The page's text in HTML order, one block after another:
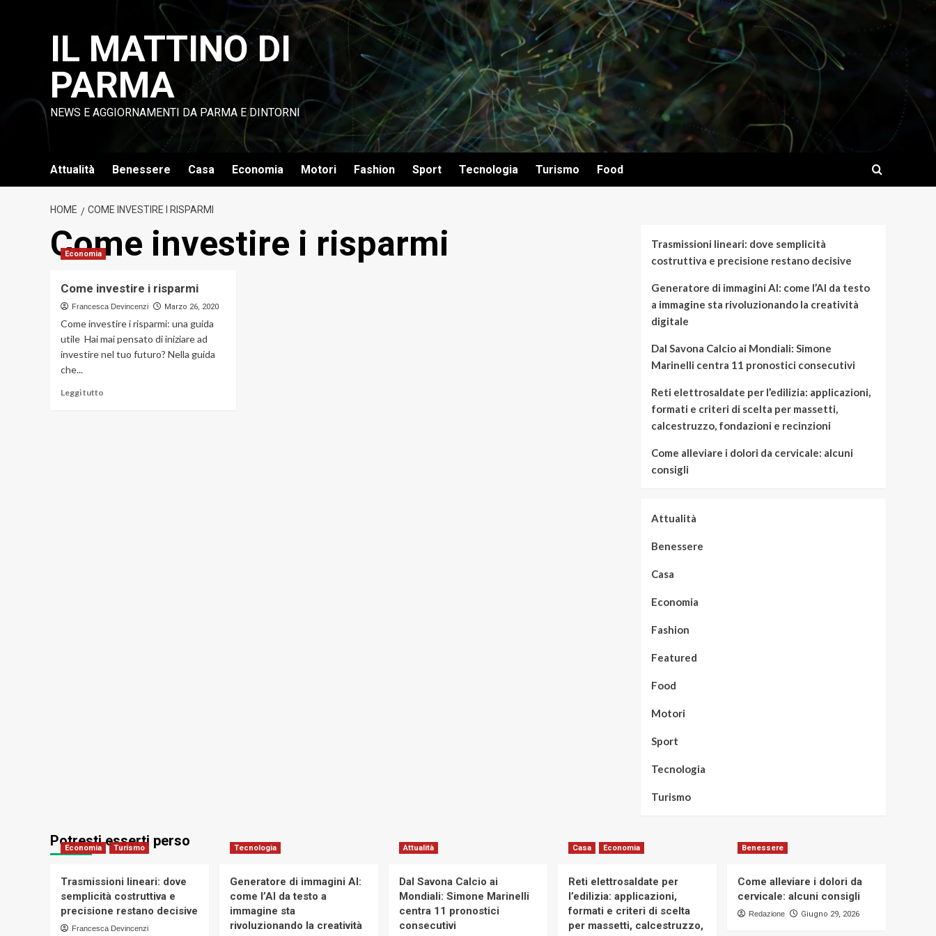
IL MATTINO DI
PARMA
NEWS E AGGIORNAMENTI DA PARMA E DINTORNI
Attualità Benessere Casa Economia Motori Fashion Sport Tecnologia Turismo Food
HOME COME INVESTIRE I RISPARMI
Come investire i risparmi
Economia
Come investire i risparmi
Francesca Devincenzi Marzo 26, 2020
Come investire i risparmi: una guida
utile Hai mai pensato di iniziare ad
investire nel tuo futuro? Nella guida
che...
Leggi tutto
Trasmissioni lineari: dove semplicità
costruttiva e precisione restano decisive
Generatore di immagini AI: come l’AI da testo
a immagine sta rivoluzionando la creatività
digitale
Dal Savona Calcio ai Mondiali: Simone
Marinelli centra 11 pronostici consecutivi
Reti elettrosaldate per l’edilizia: applicazioni,
formati e criteri di scelta per massetti,
calcestruzzo, fondazioni e recinzioni
Come alleviare i dolori da cervicale: alcuni
consigli
Attualità
Benessere
Casa
Economia
Fashion
Featured
Food
Motori
Sport
Tecnologia
Turismo
Potresti esserti perso
Economia Turismo
Trasmissioni lineari: dove
semplicità costruttiva e
precisione restano decisive
Francesca Devincenzi
Tecnologia
Generatore di immagini AI:
come l’AI da testo a
immagine sta
rivoluzionando la creatività
Attualità
Dal Savona Calcio ai
Mondiali: Simone Marinelli
centra 11 pronostici
consecutivi
Casa Economia
Reti elettrosaldate per
l’edilizia: applicazioni,
formati e criteri di scelta
per massetti, calcestruzzo,
Benessere
Come alleviare i dolori da
cervicale: alcuni consigli
Redazione Giugno 29, 2026